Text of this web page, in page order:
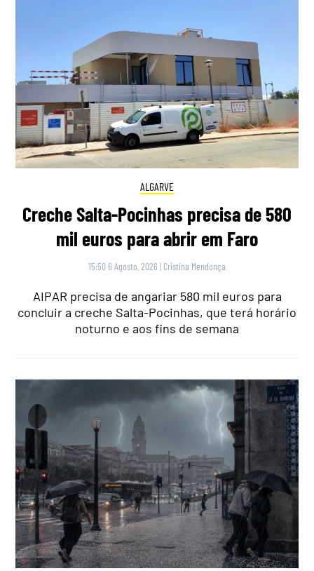
ALGARVE
Creche Salta-Pocinhas precisa de 580
mil euros para abrir em Faro
15:50 6 Agosto, 2026 | Cristina Mendonça
AIPAR precisa de angariar 580 mil euros para
concluir a creche Salta-Pocinhas, que terá horário
noturno e aos fins de semana